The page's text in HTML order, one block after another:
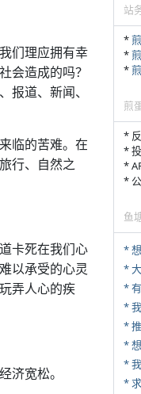
们理应拥有幸
会造成的吗？
道、新闻、
临的苦难。在
行、自然之
卡死在我们心
以承受的心灵
弄人心的疾
济宽松。
站
*
*
*
煎
*
*
*
*
鱼
*
*
*
*
*
*